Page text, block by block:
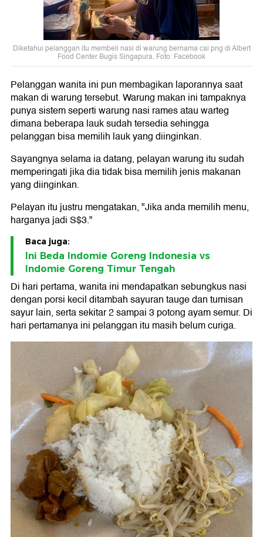
Diketahui pelanggan itu membeli nasi di warung bernama cai png di Albert
Food Center Bugis Singapura. Foto: Facebook
Pelanggan wanita ini pun membagikan laporannya saat
makan di warung tersebut. Warung makan ini tampaknya
punya sistem seperti warung nasi rames atau warteg
dimana beberapa lauk sudah tersedia sehingga
pelanggan bisa memilih lauk yang diinginkan.
Sayangnya selama ia datang, pelayan warung itu sudah
memperingati jika dia tidak bisa memilih jenis makanan
yang diinginkan.
Pelayan itu justru mengatakan, "Jika anda memilih menu,
harganya jadi S$3."
Baca juga:
Ini Beda Indomie Goreng Indonesia vs
Indomie Goreng Timur Tengah
Di hari pertama, wanita ini mendapatkan sebungkus nasi
dengan porsi kecil ditambah sayuran tauge dan tumisan
sayur lain, serta sekitar 2 sampai 3 potong ayam semur. Di
hari pertamanya ini pelanggan itu masih belum curiga.